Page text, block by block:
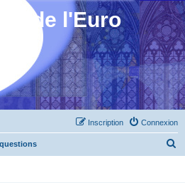
de l'Euro
Connexion
Inscription